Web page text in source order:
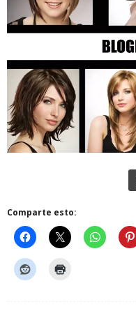
Comparte esto: